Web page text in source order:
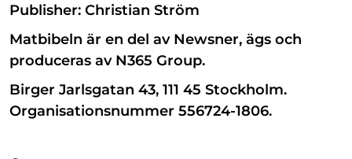
Publisher: Christian Ström
Matbibeln är en del av Newsner, ägs och
produceras av N365 Group.
Birger Jarlsgatan 43, 111 45 Stockholm.
Organisationsnummer 556724-1806.